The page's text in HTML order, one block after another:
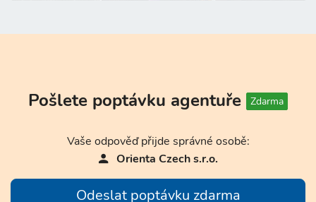
Pošlete poptávku agentuře Zdarma
Vaše odpověď přijde správné osobě:
Orienta Czech s.r.o.
Odeslat poptávku zdarma